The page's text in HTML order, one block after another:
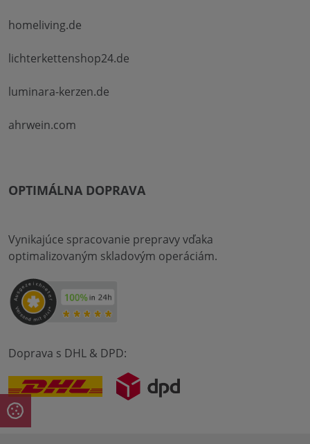
homeliving.de
lichterkettenshop24.de
luminara-kerzen.de
ahrwein.com
OPTIMÁLNA DOPRAVA
Vynikajúce spracovanie prepravy vďaka
optimalizovaným skladovým operáciám.
Doprava s DHL & DPD: